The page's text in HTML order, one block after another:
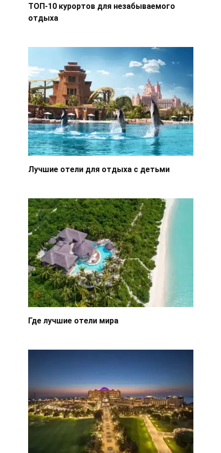
ТОП-10 курортов для незабываемого
отдыха
Лучшие отели для отдыха с детьми
Где лучшие отели мира